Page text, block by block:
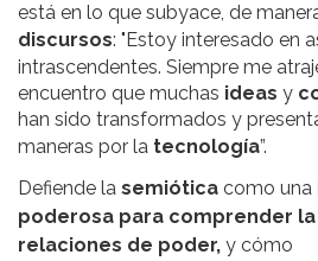
está en lo que subyace, de
discursos: "Estoy interesado en
intrascendentes. Siempre me
encuentro que muchas ideas y
han sido transformados y
maneras por la tecnología”.
Defiende la semiótica como una
poderosa para comprender la
relaciones de poder, y cómo